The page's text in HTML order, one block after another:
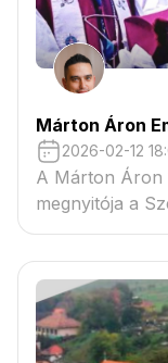
Márton Áron
2026-02-12
A Márton Áron
megnyitója a